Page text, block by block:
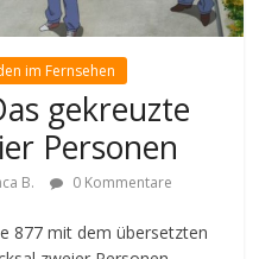
im Fernsehen
gekreuzte
Personen
B. 0 Kommentare
877 mit dem übersetzten